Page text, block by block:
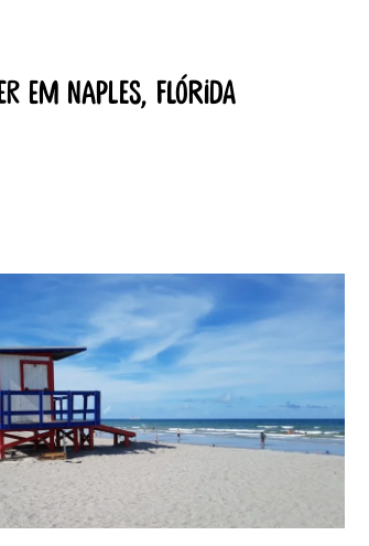
em Naples, Flórida